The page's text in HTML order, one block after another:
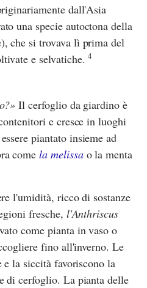
dall'Asia
una specie autoctona della
che si trovava lì prima del
e selvatiche.4
Il cerfoglio da giardino è
e cresce in luoghi
piantato insieme ad
comela melissao la menta
l'umidità, ricco di sostanze
fresche, l'Anthriscus
come pianta in vaso o
fino all'inverno. Le
e la siccità favoriscono la
di cerfoglio. La pianta delle